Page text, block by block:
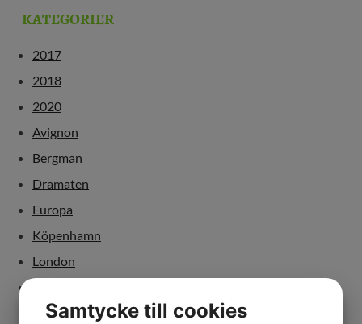
KATEGORIER
2017
2018
2020
Avignon
Bergman
Dramaten
Europa
Köpenhamn
London
Paris
Samtycke till cookies